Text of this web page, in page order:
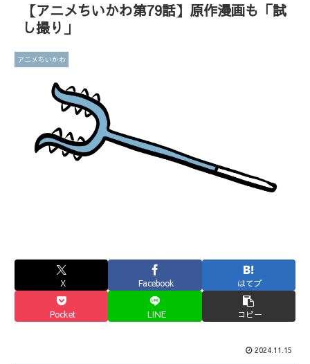
【アニメちいかわ第79話】原作漫画も「試
し撮り」
アニメちいかわ
X Facebook はてブ
Pocket LINE コピー
2024.11.15